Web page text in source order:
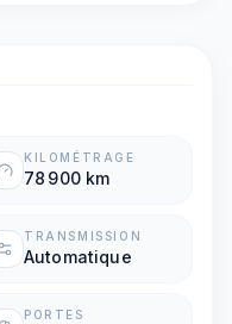
KILOMÉTRAGE
78 900 km
TRANSMISSION
Automatique
PORTES